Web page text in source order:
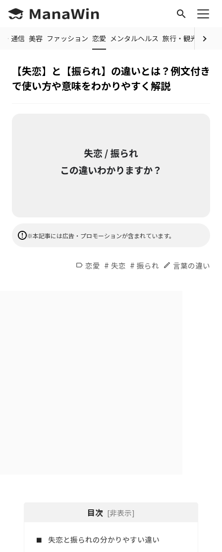
search
・通信 美容 ファッション 恋愛 メンタルヘルス 旅行・観光 料理
【失恋】と【振られ】の違いとは？例文付き
で使い方や意味をわかりやすく解説
※本記事には広告・プロモーションが含まれています。
label 恋愛 # 失恋 # 振られ edit 言葉の違い
目次 [非表示]
失恋と振られの分かりやすい違い